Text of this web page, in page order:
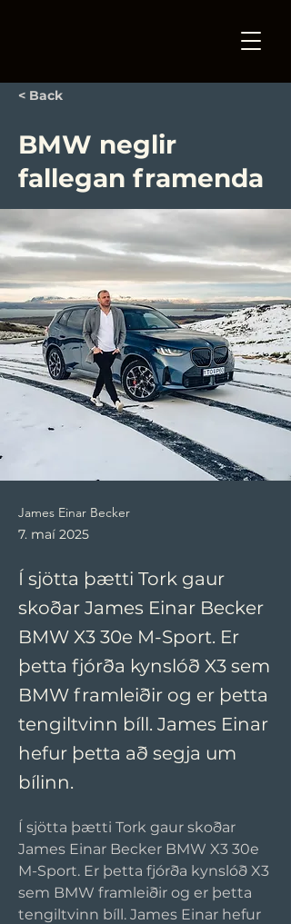
< Back
BMW neglir
fal­legan fram­enda
James Einar Becker
7. maí 2025
Í sjötta þætti Tork gaur
skoðar James Einar Becker
BMW X3 30e M-Sport. Er
þetta fjórða kynslóð X3 sem
BMW framleiðir og er þetta
tengiltvinn bíll. James Einar
hefur þetta að segja um
bílinn.
Í sjötta þætti Tork gaur skoðar
James Einar Becker BMW X3 30e
M-Sport. Er þetta fjórða kynslóð X3
sem BMW framleiðir og er þetta
tengiltvinn bíll. James Einar hefur